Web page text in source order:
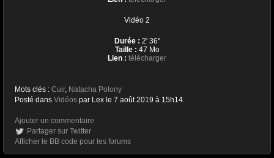
Vidéo 2
Durée : 2' 36''
Taille : 47 Mo
Lien : télécharger
Mots clés : Cuir, Natacha Polony
Posté dans Vidéos par Lex le 7 août 2019 à 15h14.
Ajouter un commentaire
Partager sur Twitter
Afficher le BB code pour les forums